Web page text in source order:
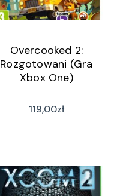
Overcooked 2:
Rozgotowani (Gra
Xbox One)
119,00zł